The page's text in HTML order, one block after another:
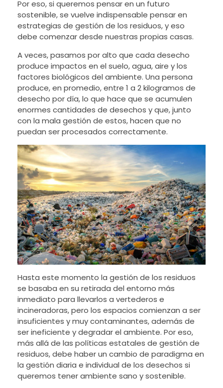
Por eso, si queremos pensar en un futuro
sostenible, se vuelve indispensable pensar en
estrategias de gestión de los residuos, y eso
debe comenzar desde nuestras propias casas.
A veces, pasamos por alto que cada desecho
produce impactos en el suelo, agua, aire y los
factores biológicos del ambiente. Una persona
produce, en promedio, entre 1 a 2 kilogramos de
desecho por día, lo que hace que se acumulen
enormes cantidades de desechos y que, junto
con la mala gestión de estos, hacen que no
puedan ser procesados correctamente.
Hasta este momento la gestión de los residuos
se basaba en su retirada del entorno más
inmediato para llevarlos a vertederos e
incineradoras, pero los espacios comienzan a ser
insuficientes y muy contaminantes, además de
ser ineficiente y degradar el ambiente. Por eso,
más allá de las políticas estatales de gestión de
residuos, debe haber un cambio de paradigma en
la gestión diaria e individual de los desechos si
queremos tener ambiente sano y sostenible.